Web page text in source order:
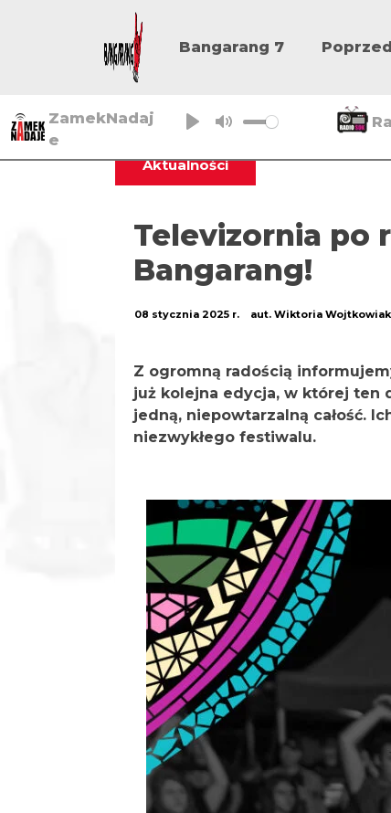
Bangarang 7
ZamekNadaj
e
l
a
u
t
Aktualności
Televizornia po
Bangarang!
08 stycznia 2025 r. aut. Wiktoria Wojtkowiak
Z ogromną radością
już kolejna edycja, w której ten
jedną, niepowtarzalną całość.
niezwykłego festiwalu.